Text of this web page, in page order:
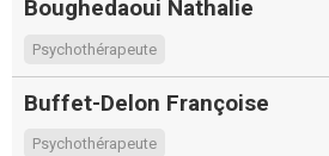
Boughedaoui Nathalie
Psychothérapeute
Buffet-Delon Françoise
Psychothérapeute